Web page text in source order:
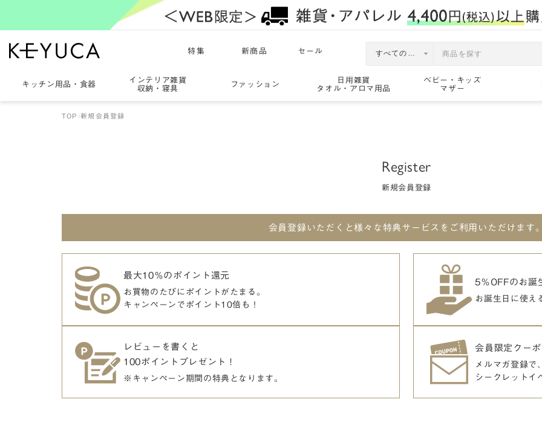
特集 新商品 セール
キッチン用品 ・ 食器
インテリア雑貨
収納・寝具
ファッション
日用雑貨
タオル・アロマ用品
ベビー・キッズ
マザー
TOP 新規会員登録
Register
新規会員登録
会員登録いただくと様々な特典サービスをご利用いただけます。
最大10％のポイント還元
お買物のたびにポイントがたまる。
キャンペーンでポイント10倍も！
5％OFFのお誕
お誕生日に使え
レビューを書くと
100ポイントプレゼント！
※キャンペーン期間の特典となります。
会員限定クーポ
メルマガ登録で
シークレットイ